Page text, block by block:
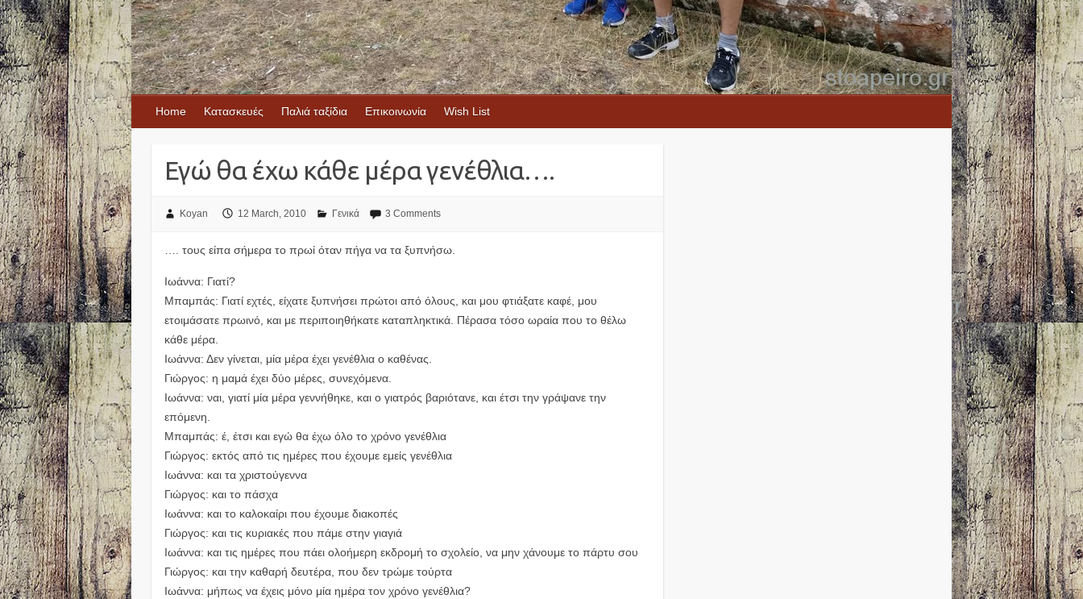
Home Κατασκευές Παλιά ταξίδια Επικοινωνία Wish List
Εγώ θα έχω κάθε μέρα γενέθλια….
Koyan 12 March, 2010 Γενικά 3 Comments
…. τους είπα σήμερα το πρωί όταν πήγα να τα ξυπνήσω.
Ιωάννα: Γιατί?
Μπαμπάς: Γιατί εχτές, είχατε ξυπνήσει πρώτοι από όλους, και μου φτιάξατε καφέ, μου
ετοιμάσατε πρωινό, και με περιποιηθήκατε καταπληκτικά. Πέρασα τόσο ωραία που το θέλω
κάθε μέρα.
Ιωάννα: Δεν γίνεται, μία μέρα έχει γενέθλια ο καθένας.
Γιώργος: η μαμά έχει δύο μέρες, συνεχόμενα.
Ιωάννα: ναι, γιατί μία μέρα γεννήθηκε, και ο γιατρός βαριότανε, και έτσι την γράψανε την
επόμενη.
Μπαμπάς: έ, έτσι και εγώ θα έχω όλο το χρόνο γενέθλια
Γιώργος: εκτός από τις ημέρες που έχουμε εμείς γενέθλια
Ιωάννα: και τα χριστούγεννα
Γιώργος: και το πάσχα
Ιωάννα: και το καλοκαίρι που έχουμε διακοπές
Γιώργος: και τις κυριακές που πάμε στην γιαγιά
Ιωάννα: και τις ημέρες που πάει ολοήμερη εκδρομή το σχολείο, να μην χάνουμε το πάρτυ σου
Γιώργος: και την καθαρή δευτέρα, που δεν τρώμε τούρτα
Ιωάννα: μήπως να έχεις μόνο μία ημέρα τον χρόνο γενέθλια?